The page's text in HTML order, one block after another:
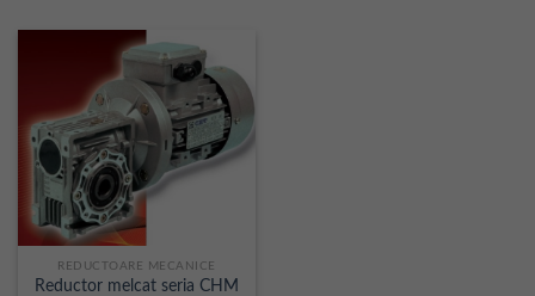
REDUCTOARE MECANICE
Reductor melcat seria CHM